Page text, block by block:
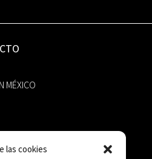
las cookies
MÉXICO